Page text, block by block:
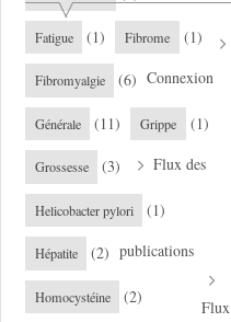
Fatigue (1) Fibrome (1)
Fibromyalgie (6)
Générale (11) Grippe (1)
Grossesse (3)
Helicobacter pylori (1)
Hépatite (2)
Homocystéine (2)
Connexion
Flux des
publications
Flux